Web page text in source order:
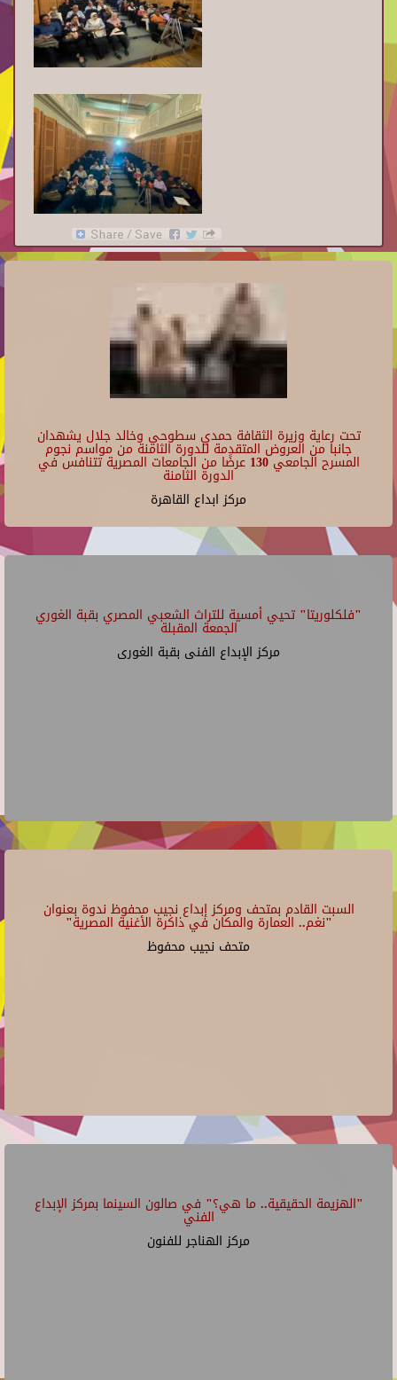
تحت رعاية وزيرة الثقافة حمدي سطوحي وخالد جلال يشهدان
جانبا من العروض المتقدمة للدورة الثامنة من مواسم نجوم
المسرح الجامعي 130 عرضًا من الجامعات المصرية تتنافس في
الدورة الثامنة
مركز ابداع القاهرة
"فلكلوريتا" تحيي أمسية للتراث الشعبي المصري بقبة الغوري
الجمعة المقبلة
مركز الإبداع الفنى بقبة الغورى
السبت القادم بمتحف ومركز إبداع نجيب محفوظ ندوة بعنوان
"نغم.. العمارة والمكان في ذاكرة الأغنية المصرية"
متحف نجيب محفوظ
"الهزيمة الحقيقية.. ما هي؟" في صالون السينما بمركز الإبداع
الفني
مركز الهناجر للفنون